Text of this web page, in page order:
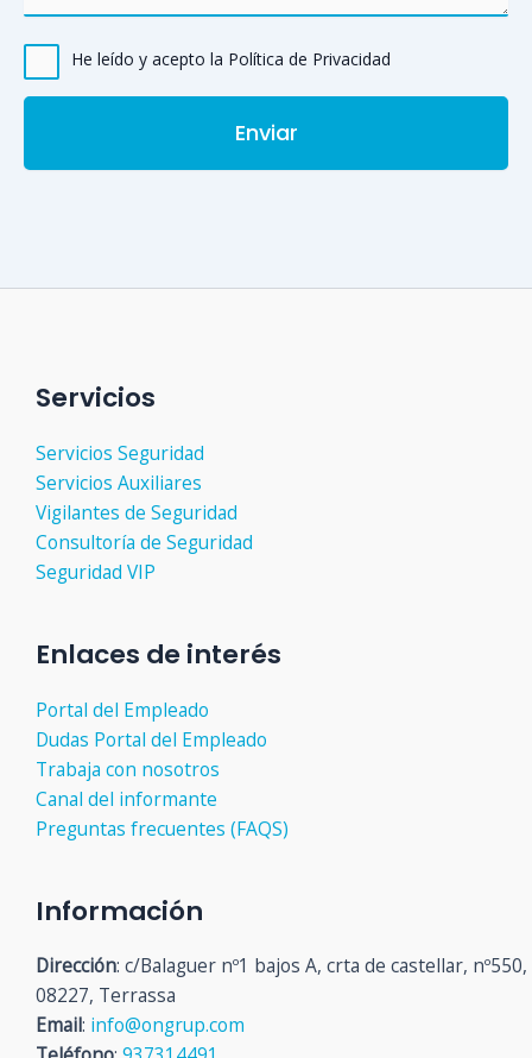
He leído y acepto la Política de Privacidad
Servicios
Servicios Seguridad
Servicios Auxiliares
Vigilantes de Seguridad
Consultoría de Seguridad
Seguridad VIP
Enlaces de interés
Portal del Empleado
Dudas Portal del Empleado
Trabaja con nosotros
Canal del informante
Preguntas frecuentes (FAQS)
Información
Dirección: c/Balaguer nº1 bajos A, crta de castellar, nº550,
08227, Terrassa
Email: info@ongrup.com